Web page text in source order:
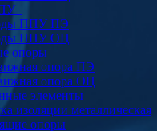
ППУ ПЭ
ППУ ОЦ
опоры
опора ПЭ
опора ОЦ
элементы
изоляции металлическая
опоры